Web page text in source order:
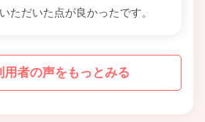
ただいた点が良かったです。
用者の声をもっとみる